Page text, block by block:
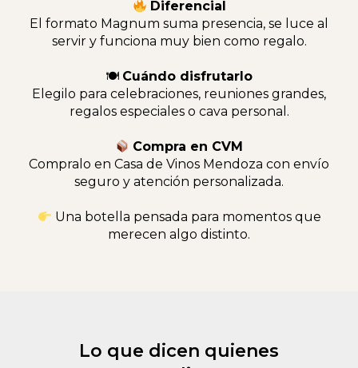
Diferencial
El formato Magnum suma presencia, se luce al
servir y funciona muy bien como regalo.
🍽 Cuándo disfrutarlo
Elegilo para celebraciones, reuniones grandes,
regalos especiales o cava personal.
Compra en CVM
Compralo en Casa de Vinos Mendoza con envío
seguro y atención personalizada.
Una botella pensada para momentos que
merecen algo distinto.
Lo que dicen quienes